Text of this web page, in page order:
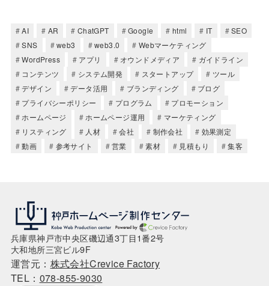
AI AR ChatGPT Google html IT
SEO
SNS
web3 web3.0
Webマーケティング
WordPress
アプリ オウンドメディア
ガイドライン
コンテンツ
システム開発 スタートアップ
ツール
デザイン
データ活用 ブランディング
ブログ
プライバシーポリシー
プログラム
プロモーション
ホームページ
ホームページ運用
マーケティング
リスティング
人材 会社 制作会社
効果測定
動画
参考サイト 営業 素材 見積もり 集客
兵庫県神戸市中央区磯辺通3丁目1番2号
大和地所三宮ビル9F
運営元： 株式会社Crevice Factory
TEL： 078-855-9030